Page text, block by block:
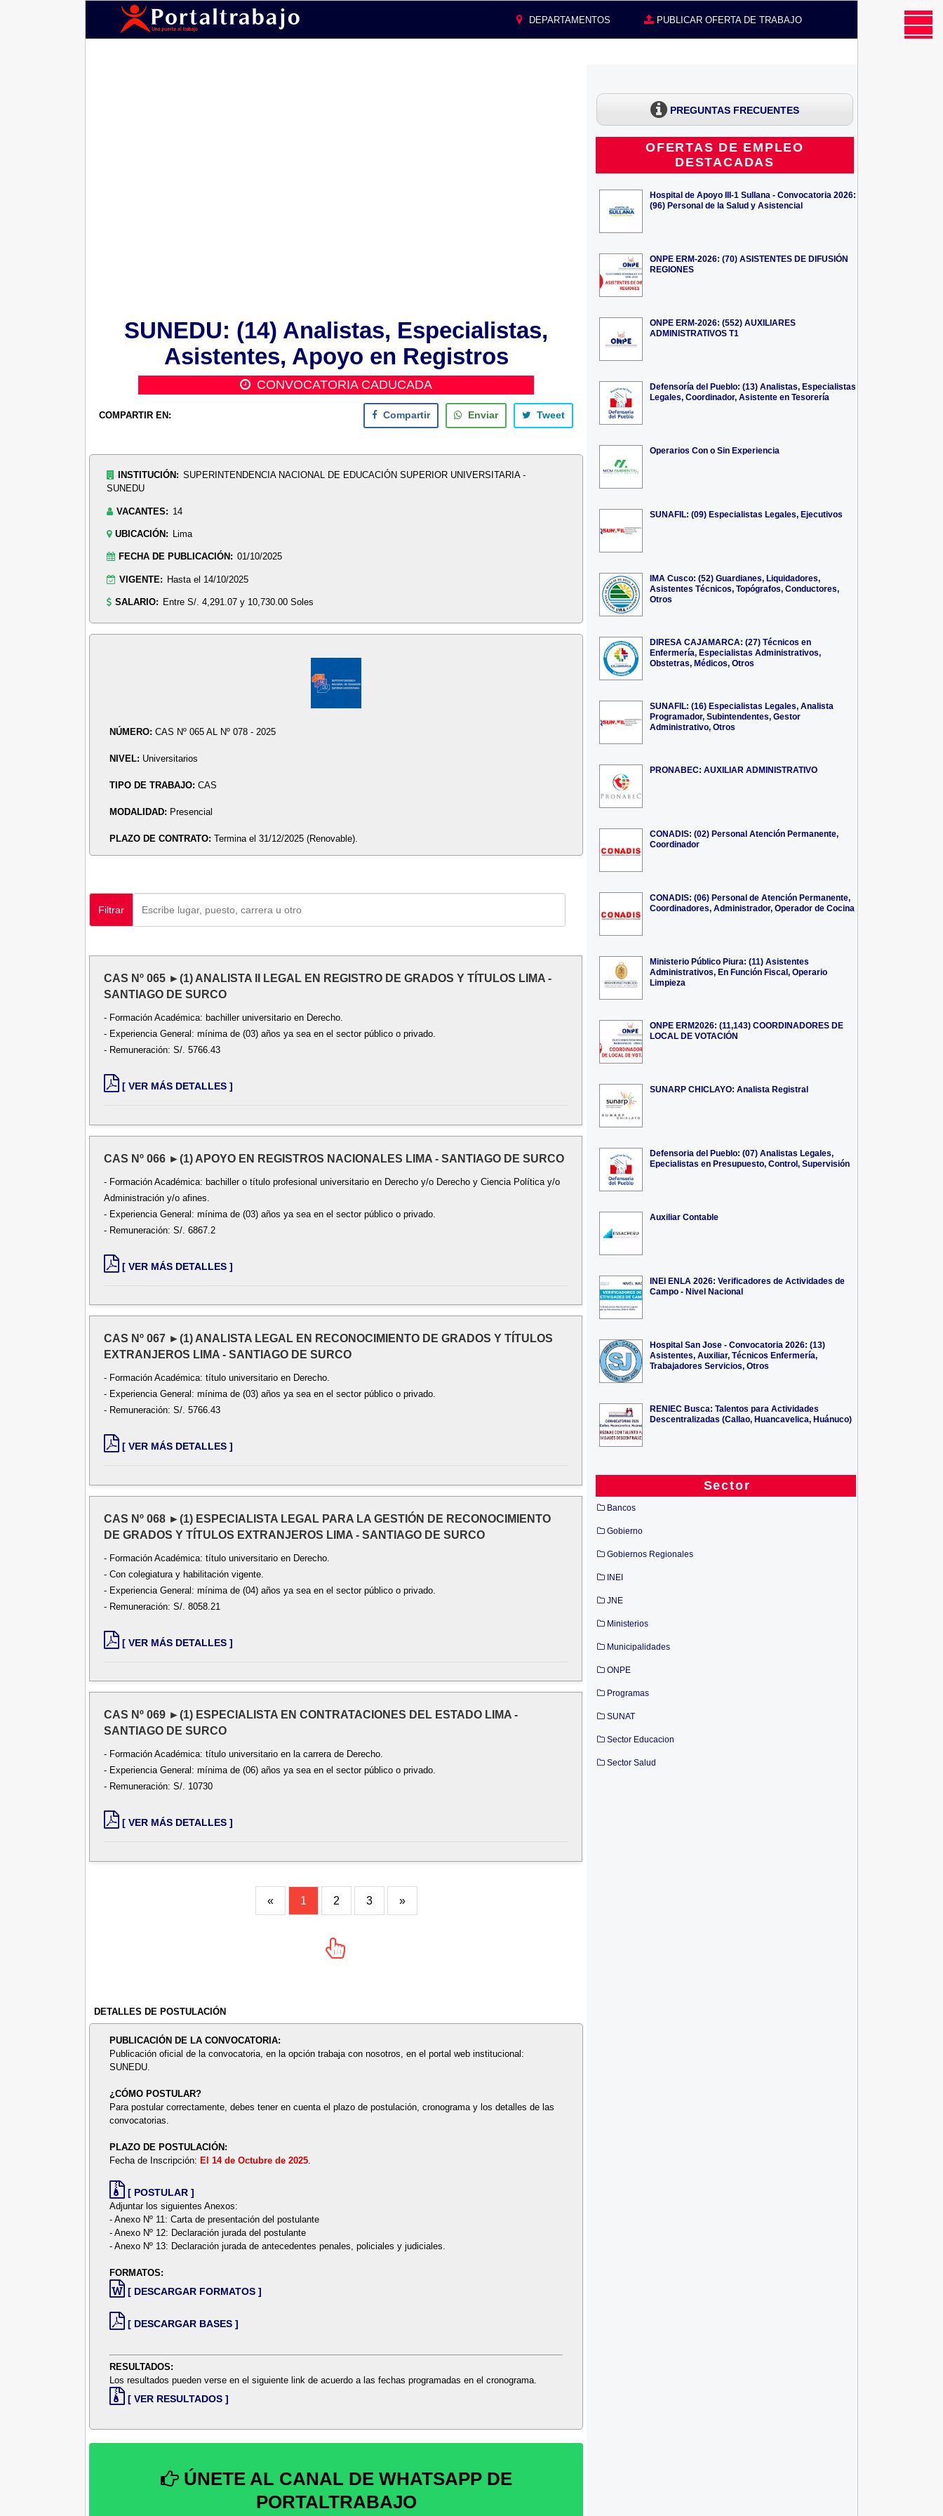
DEPARTAMENTOS PUBLICAR OFERTA DE TRABAJO
SUNEDU: (14) Analistas, Especialistas,
Asistentes, Apoyo en Registros
CONVOCATORIA CADUCADA
COMPARTIR EN: Compartir Enviar Tweet
INSTITUCIÓN: SUPERINTENDENCIA NACIONAL DE EDUCACIÓN SUPERIOR UNIVERSITARIA -
SUNEDU
VACANTES: 14
UBICACIÓN: Lima
FECHA DE PUBLICACIÓN: 01/10/2025
VIGENTE: Hasta el 14/10/2025
SALARIO: Entre S/. 4,291.07 y 10,730.00 Soles
NÚMERO:CAS Nº 065 AL Nº 078 - 2025
NIVEL: Universitarios
TIPO DE TRABAJO:CAS
MODALIDAD: Presencial
PLAZO DE CONTRATO:Termina el 31/12/2025 (Renovable).
Filtrar
CAS Nº 065 ►(1) ANALISTA II LEGAL EN REGISTRO DE GRADOS Y TÍTULOS LIMA -
SANTIAGO DE SURCO
- Formación Académica: bachiller universitario en Derecho.
- Experiencia General: mínima de (03) años ya sea en el sector público o privado.
- Remuneración: S/. 5766.43
[ VER MÁS DETALLES ]
CAS Nº 066 ►(1) APOYO EN REGISTROS NACIONALES LIMA - SANTIAGO DE SURCO
- Formación Académica: bachiller o título profesional universitario en Derecho y/o Derecho y Ciencia Política y/o
Administración y/o afines.
- Experiencia General: mínima de (03) años ya sea en el sector público o privado.
- Remuneración: S/. 6867.2
[ VER MÁS DETALLES ]
CAS Nº 067 ►(1) ANALISTA LEGAL EN RECONOCIMIENTO DE GRADOS Y TÍTULOS
EXTRANJEROS LIMA - SANTIAGO DE SURCO
- Formación Académica: título universitario en Derecho.
- Experiencia General: mínima de (03) años ya sea en el sector público o privado.
- Remuneración: S/. 5766.43
[ VER MÁS DETALLES ]
CAS Nº 068 ►(1) ESPECIALISTA LEGAL PARA LA GESTIÓN DE RECONOCIMIENTO
DE GRADOS Y TÍTULOS EXTRANJEROS LIMA - SANTIAGO DE SURCO
- Formación Académica: título universitario en Derecho.
- Con colegiatura y habilitación vigente.
- Experiencia General: mínima de (04) años ya sea en el sector público o privado.
- Remuneración: S/. 8058.21
[ VER MÁS DETALLES ]
CAS Nº 069 ►(1) ESPECIALISTA EN CONTRATACIONES DEL ESTADO LIMA -
SANTIAGO DE SURCO
- Formación Académica: título universitario en la carrera de Derecho.
- Experiencia General: mínima de (06) años ya sea en el sector público o privado.
- Remuneración: S/. 10730
[ VER MÁS DETALLES ]
« 1 2 3 »
DETALLES DE POSTULACIÓN
PUBLICACIÓN DE LA CONVOCATORIA:
Publicación oficial de la convocatoria, en la opción trabaja con nosotros, en el portal web institucional:
SUNEDU.
¿CÓMO POSTULAR?
Para postular correctamente, debes tener en cuenta el plazo de postulación, cronograma y los detalles de las
convocatorias.
PLAZO DE POSTULACIÓN:
Fecha de Inscripción:El 14 de Octubre de 2025
[ POSTULAR ]
Adjuntar los siguientes Anexos:
- Anexo Nº 11: Carta de presentación del postulante
- Anexo Nº 12: Declaración jurada del postulante
- Anexo Nº 13: Declaración jurada de antecedentes penales, policiales y judiciales.
FORMATOS:
[ DESCARGAR FORMATOS ]
[ DESCARGAR BASES ]
RESULTADOS:
Los resultados pueden verse en el siguiente link de acuerdo a las fechas programadas en el cronograma.
[ VER RESULTADOS ]
ÚNETE AL CANAL DE WHATSAPP DE
PORTALTRABAJO
PREGUNTAS FRECUENTES
OFERTAS DE EMPLEO
DESTACADAS
Hospital de Apoyo III-1 Sullana - Convocatoria 2026:
(96) Personal de la Salud y Asistencial
ONPE ERM-2026: (70) ASISTENTES DE DIFUSIÓN
REGIONES
ONPE ERM-2026: (552) AUXILIARES
ADMINISTRATIVOS T1
Defensoría del Pueblo: (13) Analistas, Especialistas
Legales, Coordinador, Asistente en Tesorería
Operarios Con o Sin Experiencia
SUNAFIL: (09) Especialistas Legales, Ejecutivos
IMA Cusco: (52) Guardianes, Liquidadores,
Asistentes Técnicos, Topógrafos, Conductores,
Otros
DIRESA CAJAMARCA: (27) Técnicos en
Enfermería, Especialistas Administrativos,
Obstetras, Médicos, Otros
SUNAFIL: (16) Especialistas Legales, Analista
Programador, Subintendentes, Gestor
Administrativo, Otros
PRONABEC: AUXILIAR ADMINISTRATIVO
CONADIS: (02) Personal Atención Permanente,
Coordinador
CONADIS: (06) Personal de Atención Permanente,
Coordinadores, Administrador, Operador de Cocina
Ministerio Público Piura: (11) Asistentes
Administrativos, En Función Fiscal, Operario
Limpieza
ONPE ERM2026: (11,143) COORDINADORES DE
LOCAL DE VOTACIÓN
SUNARP CHICLAYO: Analista Registral
Defensoria del Pueblo: (07) Analistas Legales,
Epecialistas en Presupuesto, Control, Supervisión
Auxiliar Contable
INEI ENLA 2026: Verificadores de Actividades de
Campo - Nivel Nacional
Hospital San Jose - Convocatoria 2026: (13)
Asistentes, Auxiliar, Técnicos Enfermería,
Trabajadores Servicios, Otros
RENIEC Busca: Talentos para Actividades
Descentralizadas (Callao, Huancavelica, Huánuco)
Sector
Bancos
Gobierno
Gobiernos Regionales
INEI
JNE
Ministerios
Municipalidades
ONPE
Programas
SUNAT
Sector Educacion
Sector Salud